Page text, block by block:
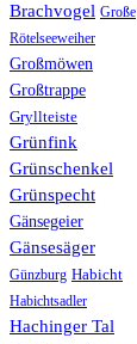
Brachvogel Große
Rötelseeweiher
Großmöwen
Großtrappe
Gryllteiste
Grünfink
Grünschenkel
Grünspecht
Gänsegeier
Gänsesäger
Günzburg Habicht
Habichtsadler
Hachinger Tal